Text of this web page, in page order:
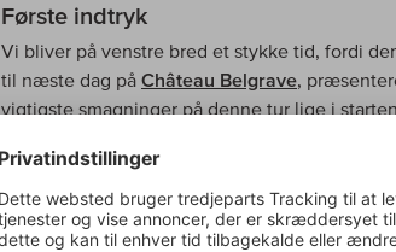
Første indtryk
Vi bliver på venstre bred et stykke tid, fordi
til næste dag på Château Belgrave,
vigtigste smagninger på denne tur lige i
flyvninger. Især Margaux-appellationen skiller
vidunderlig legende, aromatisk og ekstremt
topklassen sammen med Malescot Saint